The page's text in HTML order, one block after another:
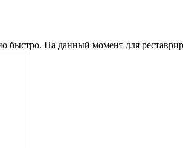
быстро. На данный момент для